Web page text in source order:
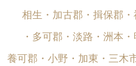
相生・加古郡・揖保郡
・多可郡・淡路・洲本
養可郡・小野・加東・三木